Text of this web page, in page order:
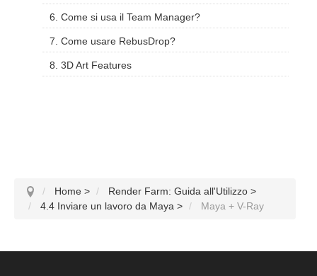
6. Come si usa il Team Manager?
7. Come usare RebusDrop?
8. 3D Art Features
Home > Render Farm: Guida all'Utilizzo >
4.4 Inviare un lavoro da Maya > Maya + V-Ray